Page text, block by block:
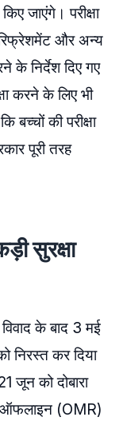
जाएंगे। परीक्षा
रिफ्रेशमेंट और अन्य
के निर्देश दिए गए
करने के लिए भी
की परीक्षा
पूरी तरह
सुरक्षा
के बाद 3 मई
निरस्त कर दिया
जून को दोबारा
ऑफलाइन (OMR)